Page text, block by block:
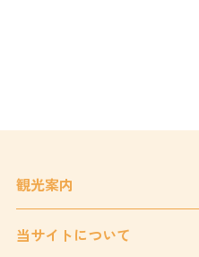
観光案内
当サイトについて